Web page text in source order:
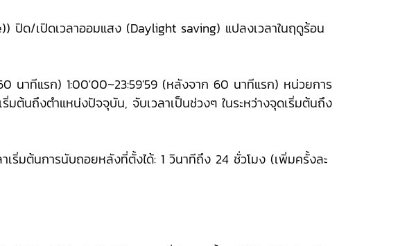
ปิด/เปิดเวลาออมแสง (Daylight saving) แปลงเวลาในฤดูร้อน
นาทีแรก) 1:00'00~23:59'59 (หลังจาก 60 นาทีแรก) หน่วยการ
ต้นถึงตำแหน่งปัจจุบัน, จับเวลาเป็นช่วงๆ ในระหว่างจุดเริ่มต้นถึง
ริ่มต้นการนับถอยหลังที่ตั้งได้: 1 วินาทีถึง 24 ชั่วโมง (เพิ่มครั้งละ